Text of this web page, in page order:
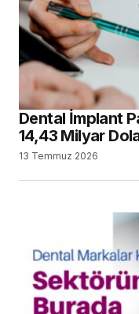
13 Temmuz 2026
Vesta
Dental
2 Temmuz 2026